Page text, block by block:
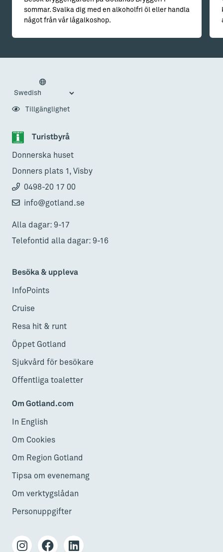
sommar. Svalka dig med en alkoholfri öl eller handla
något från vår lågalkoshop.
Turistbyrå
Donnerska huset
Donners plats 1, Visby
0498-20 17 00
info@gotland.se
Alla dagar: 9-17
Telefontid alla dagar: 9-16
Besöka & uppleva
InfoPoints
Cruise
Resa hit & runt
Öppet Gotland
Sjukvård för besökare
Offentliga toaletter
Om Gotland.com
In English
Om Cookies
Om Region Gotland
Tipsa om evenemang
Om verktygslådan
Personuppgifter
Tillgänglighet